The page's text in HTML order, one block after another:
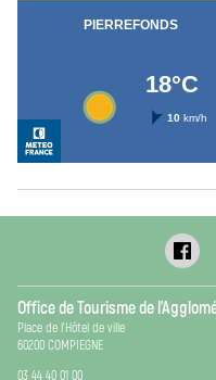
Office de Tourisme de
Place de l’Hôtel de ville
60200 COMPIEGNE
03 44 40 01 00